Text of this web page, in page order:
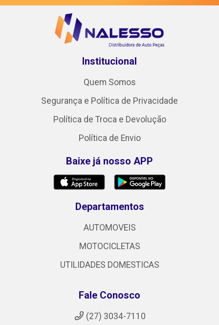
Institucional
Quem Somos
Segurança e Política de Privacidade
Política de Troca e Devolução
Política de Envio
Baixe já nosso APP
Departamentos
AUTOMOVEIS
MOTOCICLETAS
UTILIDADES DOMESTICAS
Fale Conosco
(27) 3034-7110